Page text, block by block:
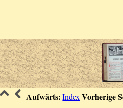
Aufwärts: Index Vorherige